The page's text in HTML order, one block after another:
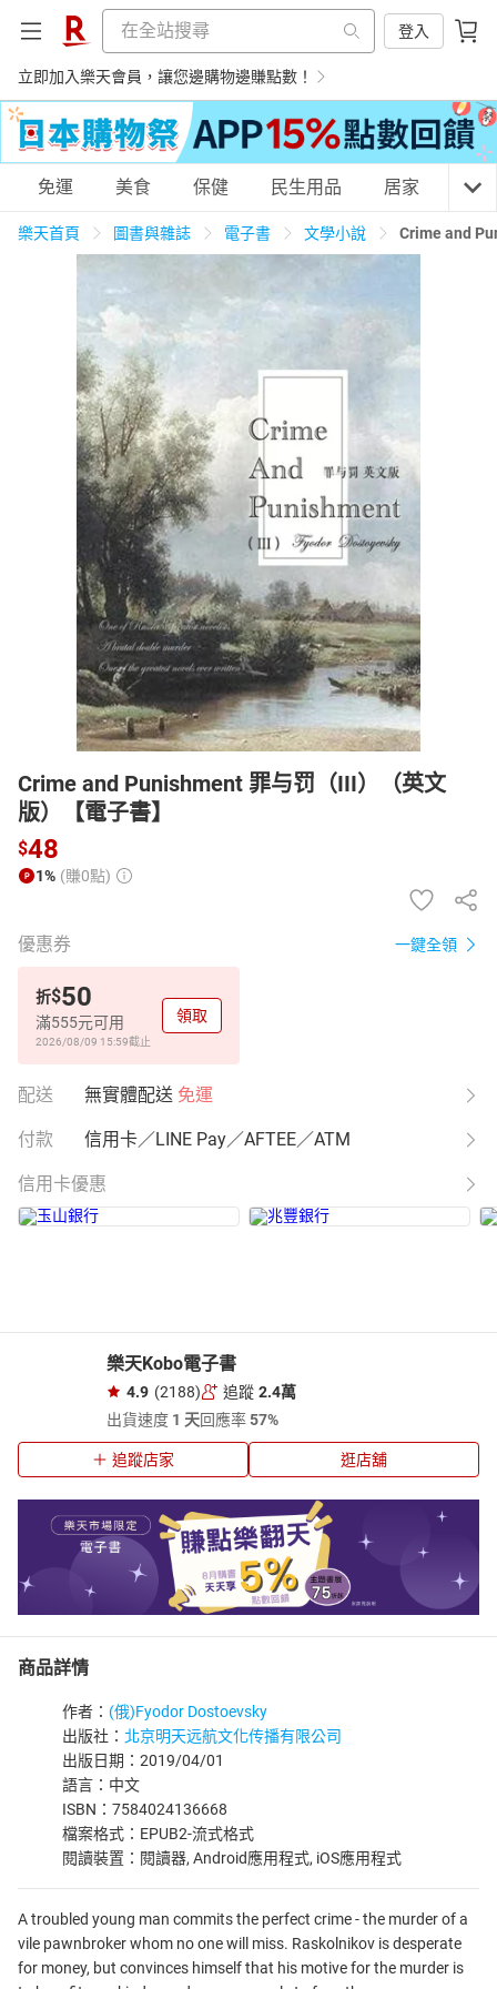
登入
立即加入樂天會員，讓您邊購物邊賺點數！
購物網分類
居家生活 3C家電
女裝 男裝 化妝保養 情趣用品
日本購物 電子/紙本書
HOT
免運 美食 保健 民生用品 居家 3C
樂天首頁 圖書與雜誌 電子書 文學小說 Crime and
Crime and Punishment 罪与罚（III）（英文
版）【電子書】
$48
1% (賺0點)
優惠券 一鍵全領
折$50
滿555元可用
2026/08/09 15:59截止
領取
配送 無實體配送 免運
付款 信用卡／LINE Pay／AFTEE／ATM
信用卡優惠
樂天Kobo電子書
4.9 (2188) 追蹤 2.4萬
出貨速度 1 天回應率57%
追蹤店家 逛店舖
商品詳情
作者： (俄)Fyodor Dostoevsky
出版社： 北京明天远航文化传播有限公司
出版日期：2019/04/01
語言：中文
ISBN：7584024136668
檔案格式：EPUB2-流式格式
閱讀裝置：閱讀器, Android應用程式, iOS應用程式
A troubled young man commits the perfect crime - the murder of a
vile pawnbroker whom no one will miss. Raskolnikov is desperate
for money, but convinces himself that his motive for the murder is